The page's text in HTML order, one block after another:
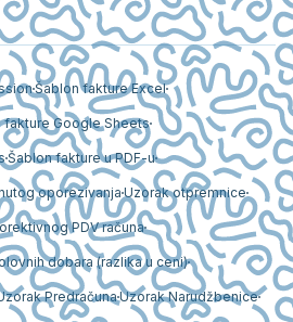
Šablon fakture Excel
fakture Google Sheets
Šablon fakture u PDF-u
oporezivanja Uzorak otpremnice
PDV računa
dobara (razlika u ceni)
PredračunaUzorak Narudžbenice